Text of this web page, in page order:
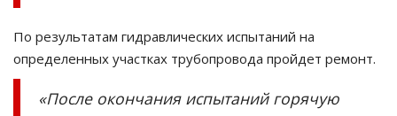
По результатам гидравлических испытаний на
определенных участках трубопровода пройдет ремонт.
«После окончания испытаний горячую